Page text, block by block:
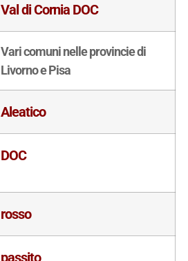
Val di Cornia DOC
Vari comuni nelle provincie di
Livorno e Pisa
Aleatico
DOC
rosso
passito